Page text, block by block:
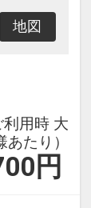
地図
利用時 大
あたり）
円